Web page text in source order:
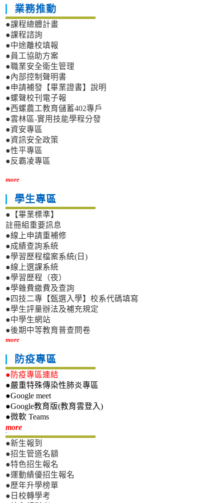
業務推動
●課程總體計畫
●課程諮詢
●中途離校填報
●員工協助方案
●職業安全衛生管理
●內部控制聲明書
●申請補發【畢業證書】說明
●螺聲校刊電子報
●西螺農工教育儲蓄402專戶
●雲林區-實用技能學程分發
●資安專區
●資訊安全政策
●性平專區
●反霸凌專區
more
學生專區
●【畢業標準】
註冊組重要訊息
●線上申請重補修
●成績查詢系統
●學習歷程檔案系統(日)
●線上選課系統
●學習歷程（夜）
●學雜費繳費及查詢
●四技二專【甄選入學】校系代碼填寫
●學生評量辦法及補充規定
●中學生網站
●後期中等教育普查問卷
more
防疫專區
●防疫專區連結
●嚴重特殊傳染性肺炎專區
●Google meet
●Google教育版(教育雲登入)
●微軟 Teams
more新生專區
●新生報到
●招生管道名額
●特色招生報名
●運動績優招生報名
●歷年升學榜單
●日校轉學考